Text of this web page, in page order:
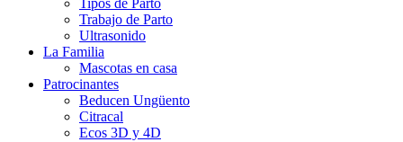
Tipos de Parto
Trabajo de Parto
Ultrasonido
La Familia
Mascotas en casa
Patrocinantes
Beducen Ungüento
Citracal
Ecos 3D y 4D